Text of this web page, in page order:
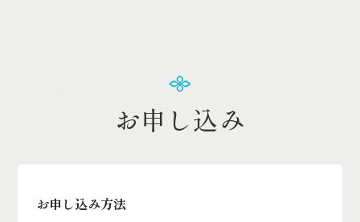
お申し込み
お申し込み方法